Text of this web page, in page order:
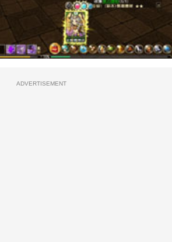
ADVERTISEMENT